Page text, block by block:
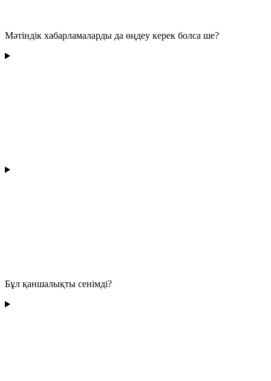
Мәтіндік хабарламаларды да өңдеу керек болса ше?
Бұл қаншалықты сенімді?